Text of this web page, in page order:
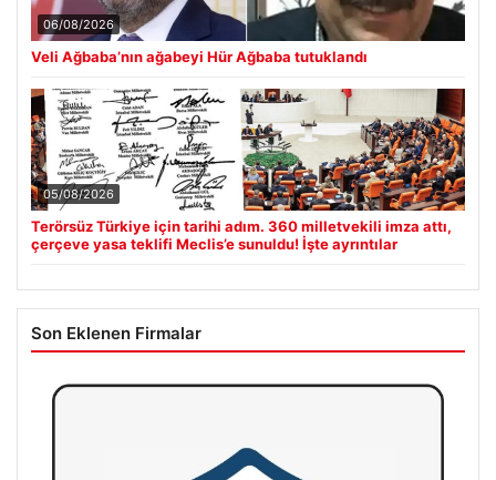
06/08/2026
Veli Ağbaba’nın ağabeyi Hür Ağbaba tutuklandı
05/08/2026
Terörsüz Türkiye için tarihi adım. 360 milletvekili imza attı,
çerçeve yasa teklifi Meclis’e sunuldu! İşte ayrıntılar
Son Eklenen Firmalar